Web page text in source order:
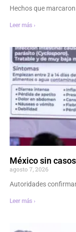
Hechos que
Leer más ›
México sin
agosto 7, 2026
Autoridades
Leer más ›